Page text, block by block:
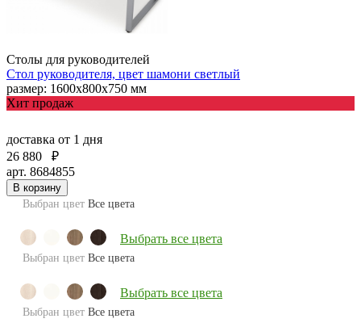
Столы для руководителей
Стол руководителя, цвет шамони светлый
размер: 1600х800х750 мм
Хит продаж
доставка от 1 дня
26 880
₽
арт. 8684855
В корзину
Выбран цвет Все цвета
Выбрать все цвета
Выбран цвет Все цвета
Выбрать все цвета
Выбран цвет Все цвета